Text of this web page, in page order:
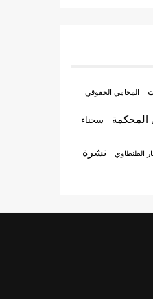
المحامي الحقوقي
المحكمة سجناء
الطنطاوي
نشرة